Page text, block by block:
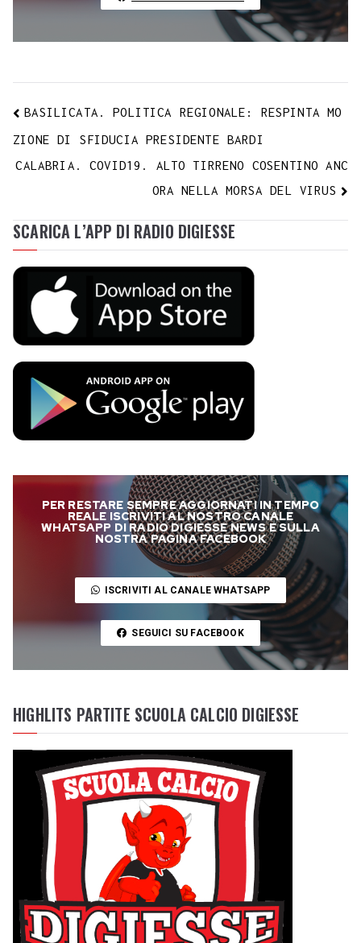
BASILICATA. POLITICA REGIONALE: RESPINTA MO
ZIONE DI SFIDUCIA PRESIDENTE BARDI
CALABRIA. COVID19. ALTO TIRRENO COSENTINO ANC
ORA NELLA MORSA DEL VIRUS
SCARICA L’APP DI RADIO DIGIESSE
PER RESTARE SEMPRE AGGIORNATI IN TEMPO
REALE ISCRIVITI AL NOSTRO CANALE
WHATSAPP DI RADIO DIGIESSE NEWS E SULLA
NOSTRA PAGINA FACEBOOK
ISCRIVITI AL CANALE WHATSAPP
SEGUICI SU FACEBOOK
HIGHLITS PARTITE SCUOLA CALCIO DIGIESSE